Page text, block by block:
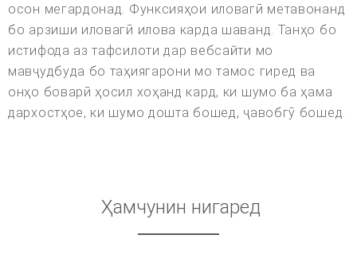
осон мегардонад. Функсияҳои иловагӣ метавонанд
бо арзиши иловагӣ илова карда шаванд. Танҳо бо
истифода аз тафсилоти дар вебсайти мо
мавҷудбуда бо таҳиягарони мо тамос гиред ва
онҳо боварӣ ҳосил хоҳанд кард, ки шумо ба ҳама
дархостҳое, ки шумо дошта бошед, ҷавобгӯ бошед.
Ҳамчунин нигаред